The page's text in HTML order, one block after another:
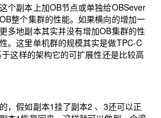
个副本上加OB节点或单独给OBSever
整个集群的性能。如果横向的增加一
多地副本其实并没有增加OB集群的性
。这里单机群的规模其实是做TPC-C
这样的架构它的可扩展性还是比较高
，假如副本1挂了副本2 、3还可以正